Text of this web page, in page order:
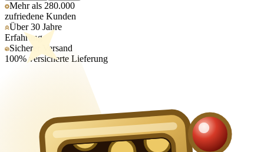
Mehr als 280.000
zufriedene Kunden
Über 30 Jahre
Erfahrung
Sicherer Versand
100% versicherte Lieferung